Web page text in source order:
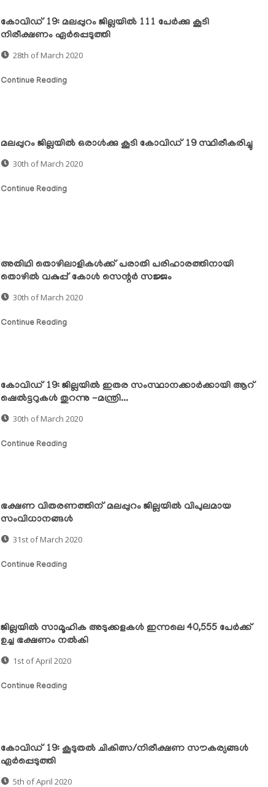
കോവിഡ് 19: മലപ്പുറം ജില്ലയില്‍ 111 പേര്‍ക്കു കൂടി
നിരീക്ഷണം ഏര്‍പ്പെടുത്തി
28th of March 2020
Continue Reading
മലപ്പുറം ജില്ലയില്‍ ഒരാള്‍ക്കു കൂടി കോവിഡ് 19 സ്ഥിരീകരിച്ചു
30th of March 2020
Continue Reading
അതിഥി തൊഴിലാളികള്‍ക്ക് പരാതി പരിഹാരത്തിനായി
തൊഴില്‍ വകുപ്പ് കോള്‍ സെന്റര്‍ സജ്ജം
30th of March 2020
Continue Reading
കോവിഡ് 19: ജില്ലയില്‍ ഇതര സംസ്ഥാനക്കാര്‍ക്കായി ആറ്
ഷെല്‍ട്ടറുകള്‍ തുറന്നു -മന്ത്രി...
30th of March 2020
Continue Reading
ഭക്ഷണ വിതരണത്തിന് മലപ്പുറം ജില്ലയില്‍ വിപുലമായ
സംവിധാനങ്ങള്‍
31st of March 2020
Continue Reading
ജില്ലയില്‍ സാമൂഹിക അടുക്കളകള്‍ ഇന്നലെ 40,555 പേര്‍ക്ക്
ഉച്ച ഭക്ഷണം നല്‍കി
1st of April 2020
Continue Reading
കോവിഡ് 19: കൂടുതല്‍ ചികിത്സ/നിരീക്ഷണ സൗകര്യങ്ങള്‍
ഏര്‍പ്പെടുത്തി
5th of April 2020